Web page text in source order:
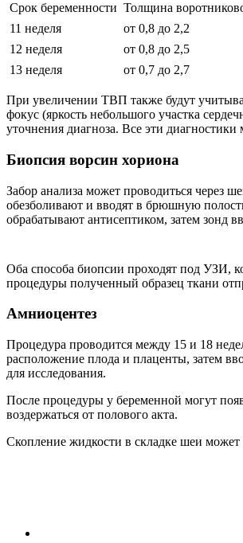
Срок беременности Толщина
11 неделя
от 0,8 до 2,2
12 неделя
от 0,8 до 2,5
13 неделя
от 0,7 до 2,7
При увеличении ТВП также будут
фокус (яркость небольшого участка
уточнения диагноза. Все эти
Биопсия ворсин хориона
Забор анализа может проводиться через
обезболивают и вводят в брюшную
обрабатывают антисептиком, затем зонд
Оба способа биопсии проходят под УЗИ,
процедуры полученный образец ткани
Амниоцентез
Процедура проводится между 15 и 18
расположение плода и плаценты, затем
для исследования.
После процедуры у беременной могут
воздержаться от полового акта.
Скопление жидкости в складке шеи